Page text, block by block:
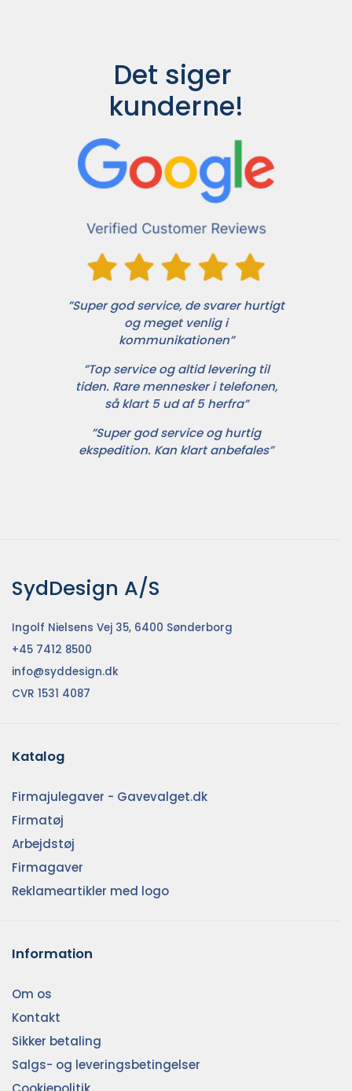
Det siger
kunderne!
”Super god service, de svarer hurtigt
og meget venlig i
kommunikationen”
”Top service og altid levering til
tiden. Rare mennesker i telefonen,
så klart 5 ud af 5 herfra”
”Super god service og hurtig
ekspedition. Kan klart anbefales”
SydDesign A/S
Ingolf Nielsens Vej 35, 6400 Sønderborg
+45 7412 8500
info@syddesign.dk
CVR 1531 4087
Katalog
Firmajulegaver - Gavevalget.dk
Firmatøj
Arbejdstøj
Firmagaver
Reklameartikler med logo
Information
Om os
Kontakt
Sikker betaling
Salgs- og leveringsbetingelser